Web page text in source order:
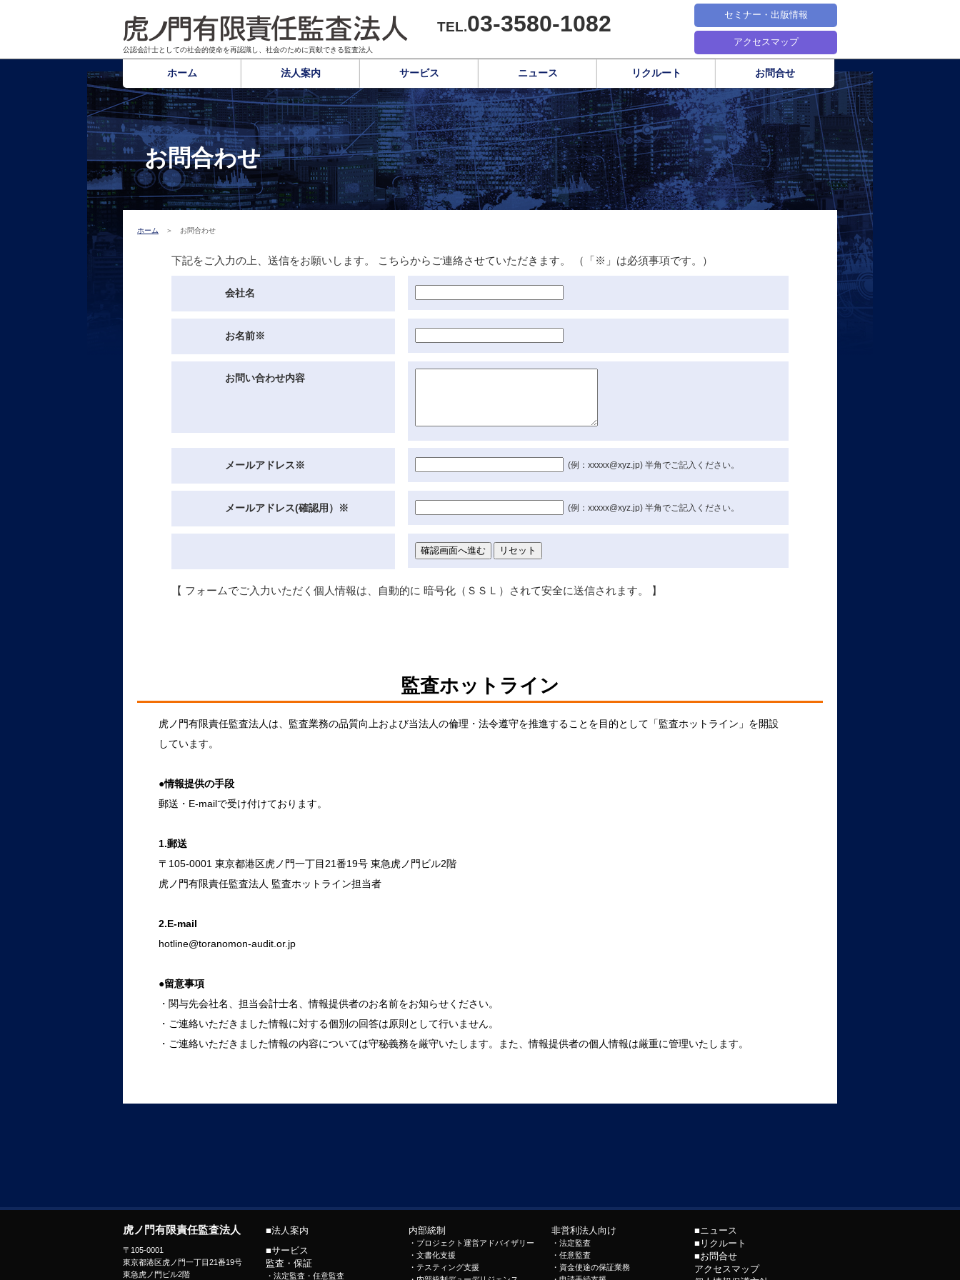
公認会計士としての社会的使命を再認識し、社会のために貢献できる監査法人
TEL.03-3580-1082 セミナー・出版情報
アクセスマップ
ホーム 法人案内 サービス ニュース リクルート お問合せ
お問合わせ
ホーム ＞ お問合わせ
下記をご入力の上、送信をお願いします。 こちらからご連絡させていただきます。 （「※」は必須事項です。）
会社名
お名前※
お問い合わせ内容
メールアドレス ※ (例：xxxxx@xyz.jp) 半角でご記入ください。
メールアドレス(確認用） ※ (例：xxxxx@xyz.jp) 半角でご記入ください。
【 フォームでご入力いただく個人情報は、自動的に 暗号化（ＳＳＬ）されて安全に送信されます。 】
監査ホットライン
虎ノ門有限責任監査法人は、監査業務の品質向上および当法人の倫理・法令遵守を推進することを目的として「監査ホットライン」を開設
しています。
●情報提供の手段
郵送・E-mailで受け付けております。
1.郵送
〒105-0001 東京都港区虎ノ門一丁目21番19号 東急虎ノ門ビル2階
虎ノ門有限責任監査法人 監査ホットライン担当者
2.E-mail
hotline@toranomon-audit.or.jp
●留意事項
・関与先会社名、担当会計士名、情報提供者のお名前をお知らせください。
・ご連絡いただきました情報に対する個別の回答は原則として行いません。
・ご連絡いただきました情報の内容については守秘義務を厳守いたします。また、情報提供者の個人情報は厳重に管理いたします。
虎ノ門有限責任監査法人
〒105-0001
東京都港区虎ノ門一丁目21番19号
東急虎ノ門ビル2階
■法人案内
■サービス
監査・保証
・ 法定監査・任意監査
内部統制
・ プロジェクト運営アドバイザリー
・ 文書化支援
・ テスティング支援
非営利法人向け
・ 法定監査
・ 任意監査
・ 資金使途の保証業務
■ニュース
■リクルート
■お問合せ
アクセスマップ